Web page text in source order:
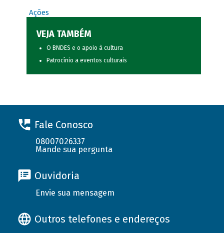
Ações
VEJA TAMBÉM
O BNDES e o apoio à cultura
Patrocínio a eventos culturais
Fale Conosco
08007026337
Mande sua pergunta
Ouvidoria
Envie sua mensagem
Outros telefones e endereços